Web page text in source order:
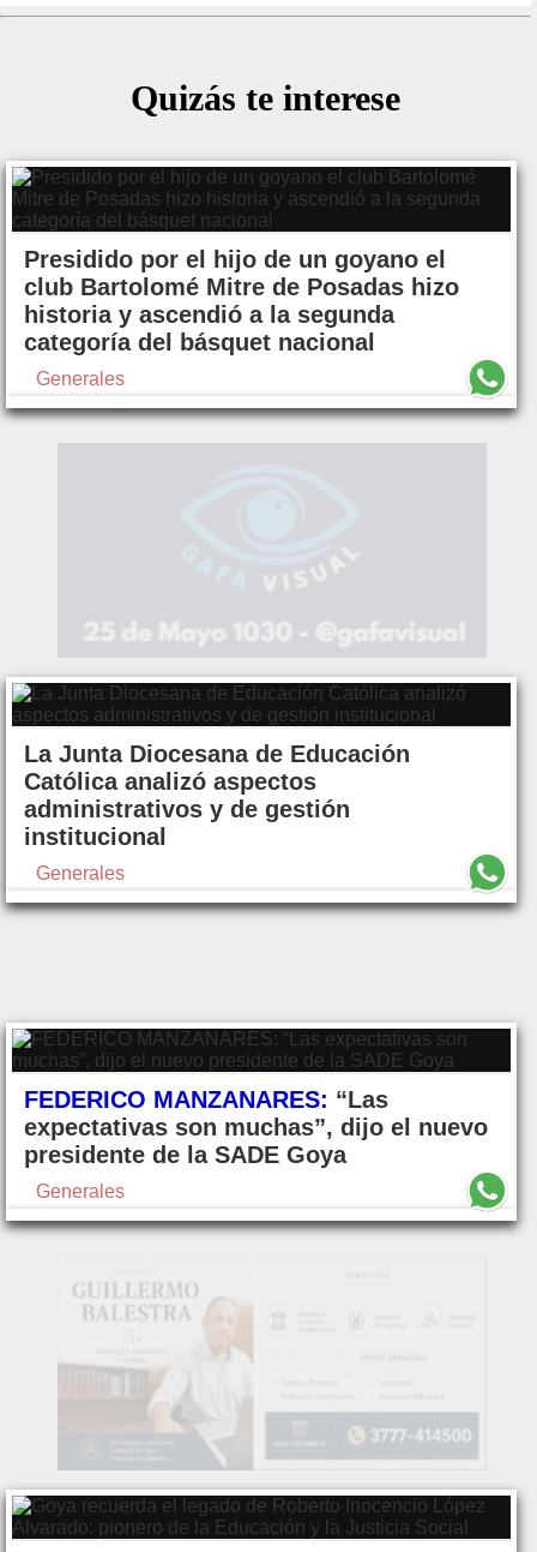
Quizás te interese
Presidido por el hijo de un goyano el
club Bartolomé Mitre de Posadas hizo
historia y ascendió a la segunda
categoría del básquet nacional
Generales
La Junta Diocesana de Educación
Católica analizó aspectos
administrativos y de gestión
institucional
Generales
FEDERICO MANZANARES: “Las
expectativas son muchas”, dijo el nuevo
presidente de la SADE Goya
Generales